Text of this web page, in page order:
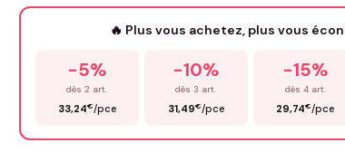
🔥 Plus vous achetez, plus vous
-5%
dès 2 art.
33,24€/pce
-10%
dès 3 art.
31,49€/pce
-15%
dès 4 art.
29,74€/pce